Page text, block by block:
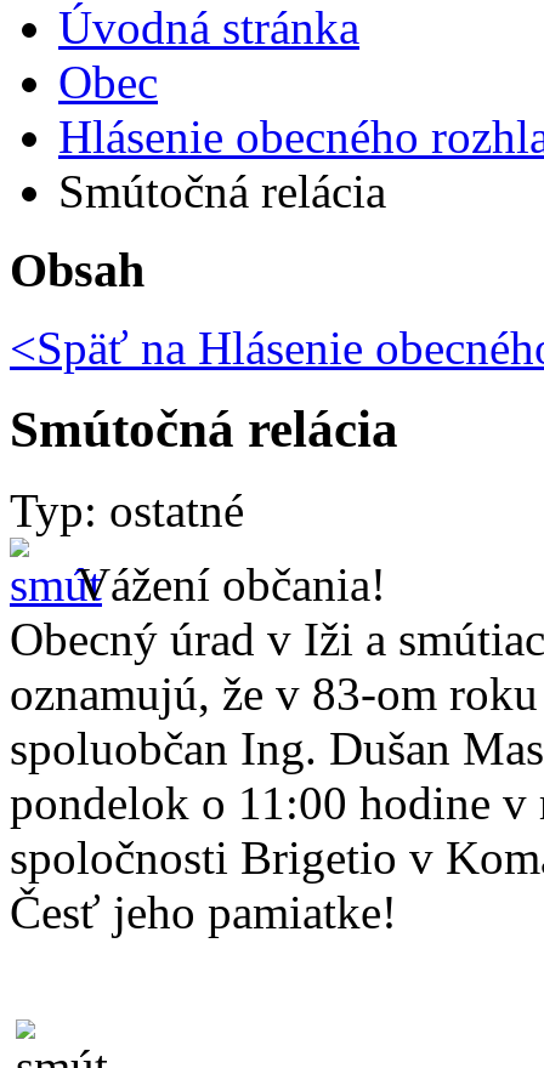
Úvodná stránka
Obec
Hlásenie obecného
Smútočná relácia
Obsah
<Späť na Hlásenie
Smútočná relácia
Typ: ostatné
Vážení občania!
Obecný úrad v Iži a
oznamujú, že v 83-om
spoluobčan Ing. Dušan
pondelok o 11:00 hodine
spoločnosti Brigetio v
Česť jeho pamiatke!